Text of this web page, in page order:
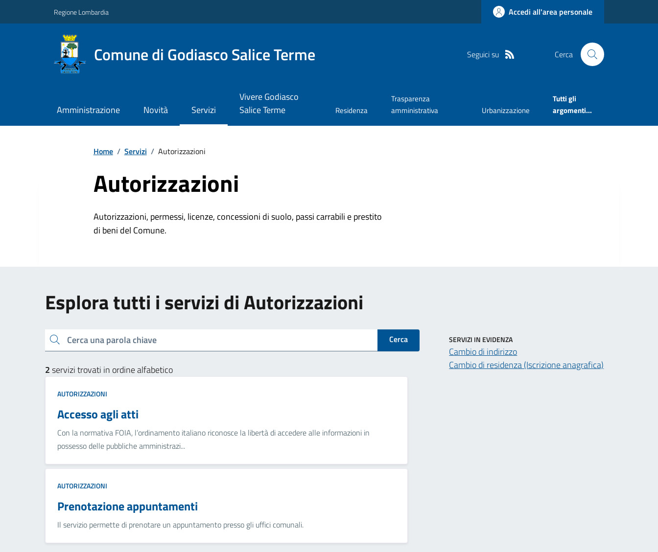
Regione Lombardia Accedi all'area personale
Comune di Godiasco Salice Terme Seguici su Cerca
Amministrazione Novità Servizi
Vivere Godiasco
Salice Terme
Residenza
Trasparenza
amministrativa
Urbanizzazione
Tutti gli
argomenti...
Home / Servizi / Autorizzazioni
Autorizzazioni
Autorizzazioni, permessi, licenze, concessioni di suolo, passi carrabili e prestito
di beni del Comune.
Esplora tutti i servizi di Autorizzazioni
Cerca una parola chiave Cerca
2servizi trovati in ordine alfabetico
AUTORIZZAZIONI
Accesso agli atti
Con la normativa FOIA, l’ordinamento italiano riconosce la libertà di accedere alle informazioni in
possesso delle pubbliche amministrazi...
AUTORIZZAZIONI
Prenotazione appuntamenti
Il servizio permette di prenotare un appuntamento presso gli uffici comunali.
SERVIZI IN EVIDENZA
Cambio di indirizzo
Cambio di residenza (Iscrizione anagrafica)